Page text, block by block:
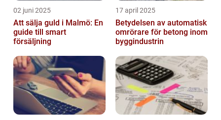
02 juni 2025
Att sälja guld i Malmö: En
guide till smart
försäljning
17 april 2025
Betydelsen av automatisk
omrörare för betong inom
byggindustrin